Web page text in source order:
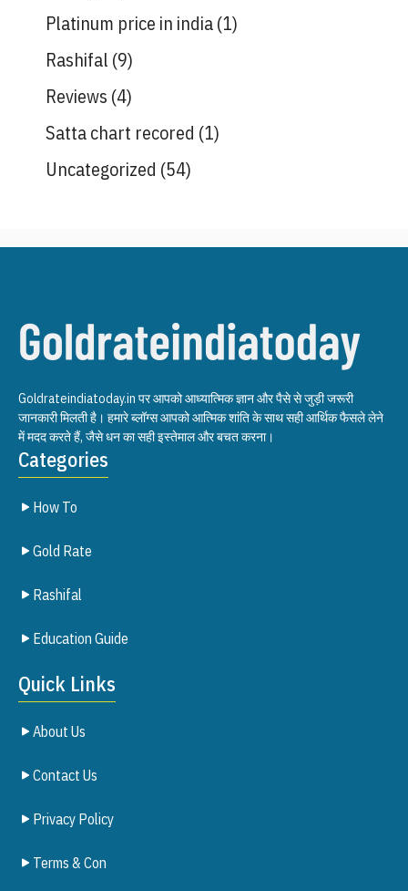
Platinum price in india(1)
Rashifal (9)
Reviews (4)
Satta chart recored (1)
Uncategorized (54)
Goldrateindiatoday.in पर आपको आध्यात्मिक ज्ञान और पैसे से जुड़ी जरूरी
जानकारी मिलती है। हमारे ब्लॉग्स आपको आत्मिक शांति के साथ सही आर्थिक फैसले लेने
में मदद करते हैं, जैसे धन का सही इस्तेमाल और बचत करना।
Categories
How To
Gold Rate
Rashifal
Education Guide
Quick Links
About Us
Contact Us
Privacy Policy
Terms & Con